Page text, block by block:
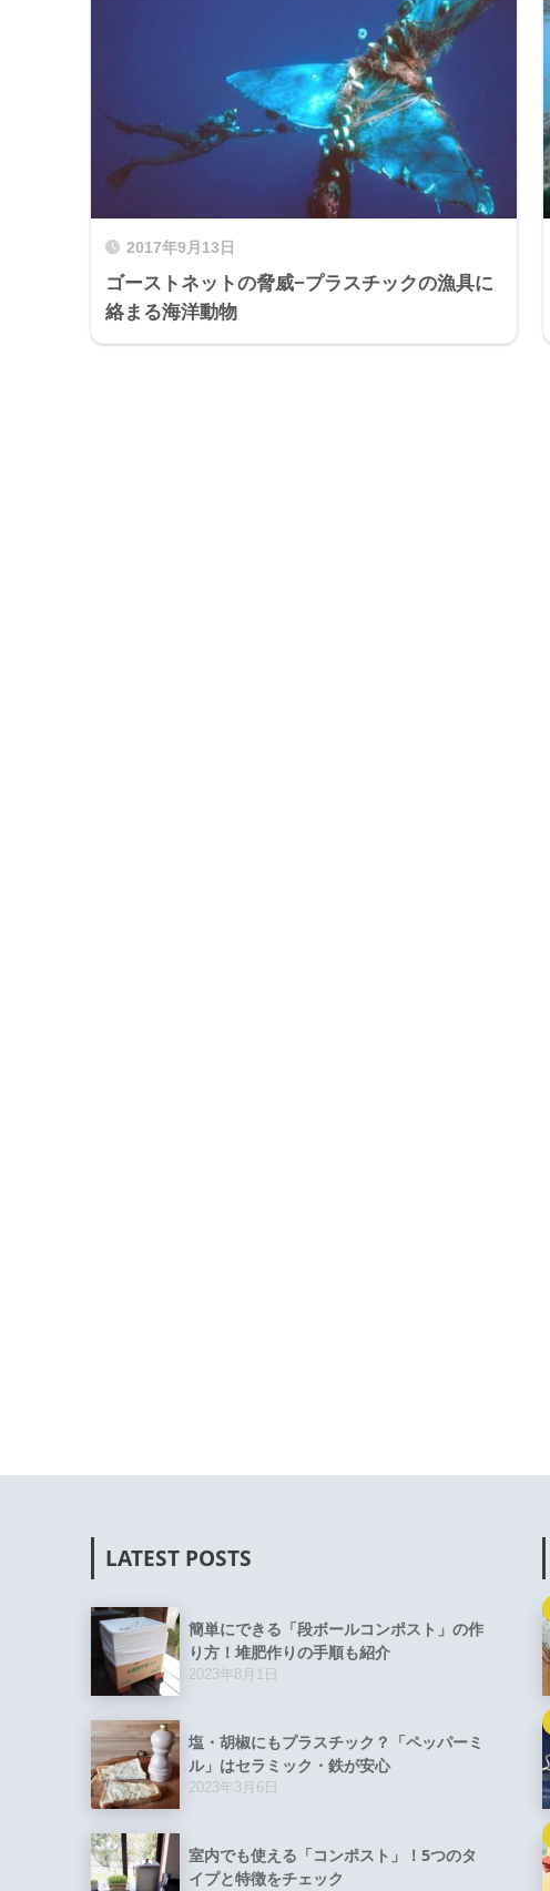
2017年9月13日
ゴーストネットの脅威−プラスチックの漁具に
絡まる海洋動物
LATEST POSTS
簡単にできる「段ボールコンポスト」の作
り方！堆肥作りの手順も紹介
2023年8月1日
塩・胡椒にもプラスチック？「ペッパーミ
ル」はセラミック・鉄が安心
2023年3月6日
室内でも使える「コンポスト」！5つのタ
イプと特徴をチェック